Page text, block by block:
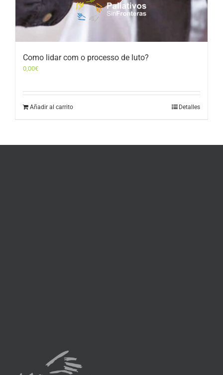
Como lidar com o processo de luto?
0,00€
Añadir al carrito Detalles